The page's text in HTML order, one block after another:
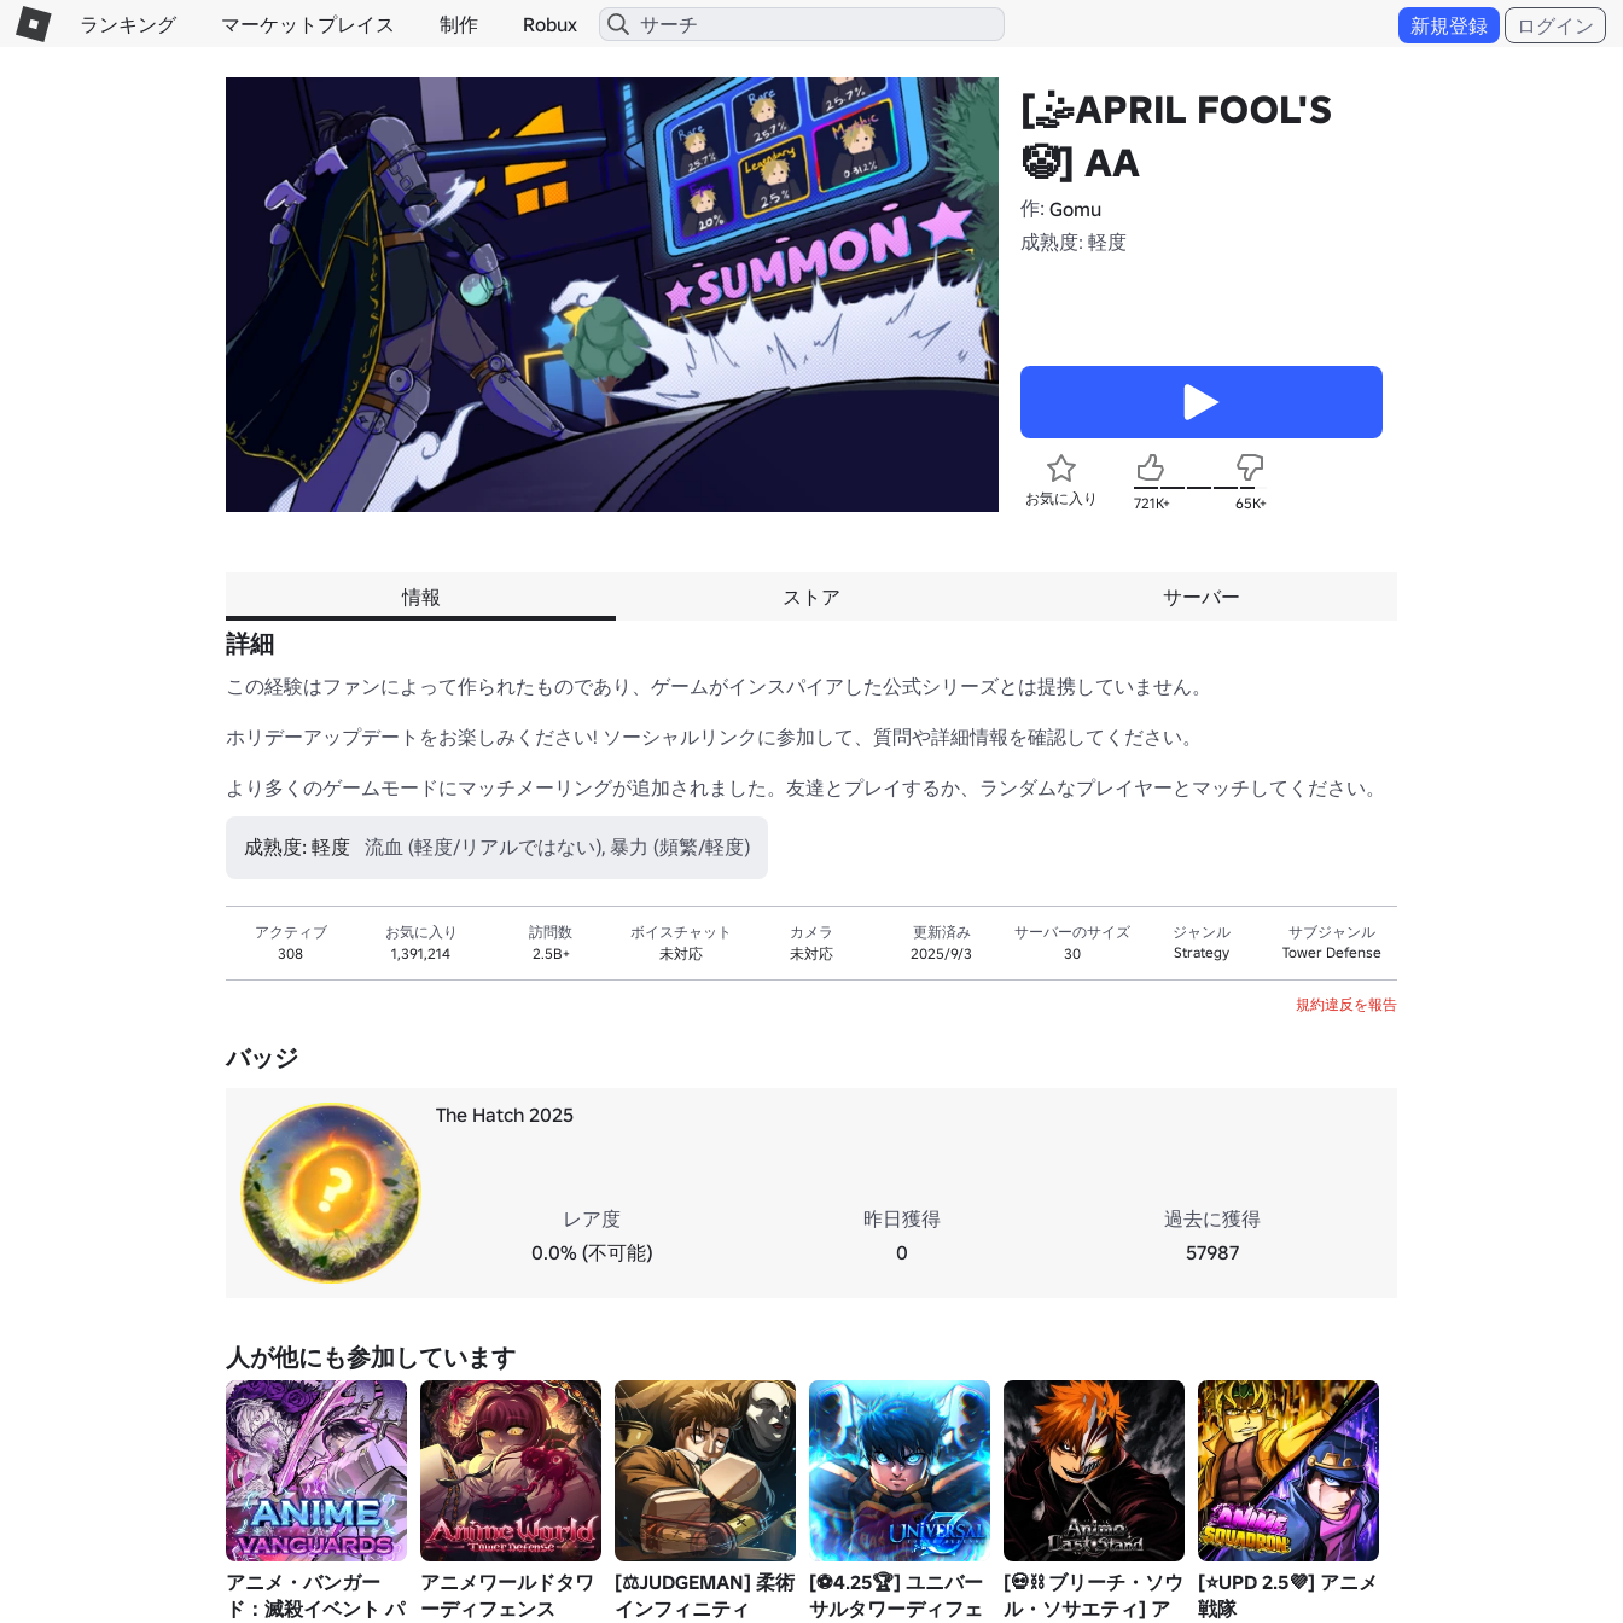
ランキング マーケットプレイス 制作 Robux 新規登録 ログイン
[🤹APRIL FOOL'S
🤡] AA
作: Gomu
成熟度: 軽度
お気に入り 721K+ 65K+
情報 ストア サーバー
詳細
この経験はファンによって作られたものであり、ゲームがインスパイアした公式シリーズとは提携していません。
ホリデーアップデートをお楽しみください! ソーシャルリンクに参加して、質問や詳細情報を確認してください。
より多くのゲームモードにマッチメーリングが追加されました。友達とプレイするか、ランダムなプレイヤーとマッチしてください。
成熟度: 軽度 流血 (軽度/リアルではない), 暴力 (頻繁/軽度)
アクティブ
308
お気に入り
1,391,214
訪問数
2.5B+
ボイスチャット
未対応
カメラ
未対応
更新済み
2025/9/3
サーバーのサイズ
30
ジャンル
Strategy
サブジャンル
Tower Defense
規約違反を報告
バッジ
The Hatch 2025
レア度
0.0% (不可能)
昨日獲得
0
過去に獲得
57987
人が他にも参加しています
アニメ・バンガー
ド：滅殺イベント パ
アニメワールドタワ
ーディフェンス
[⚖️JUDGEMAN] 柔術
インフィニティ
[⚽4.25🏆] ユニバー
サルタワーディフェ
[💀⛓️ ブリーチ・ソウ
ル・ソサエティ] ア
[⭐UPD 2.5💜] アニメ
戦隊